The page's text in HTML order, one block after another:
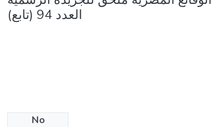
العدد 94 (تابع)
No